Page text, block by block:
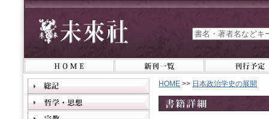
HOME >> 日本政治学史の展開